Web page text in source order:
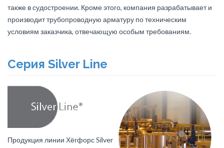
также в судостроении. Кроме этого, компания разрабатывает и
производит трубопроводную арматуру по техническим
условиям заказчика, отвечающую особым требованиям.
Серия Silver Line
Продукция линии Хёгфорс Silver